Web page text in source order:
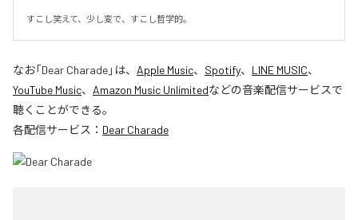
すこし笑えて、少し変で、すこし哲学的。
なお「Dear Charade」は、 Apple Music、 Spotify、 LINE MUSIC、
YouTube Music、 Amazon Music Unlimitedなどの音楽配信サービスで
聴くことができる。
各配信サービス： Dear Charade